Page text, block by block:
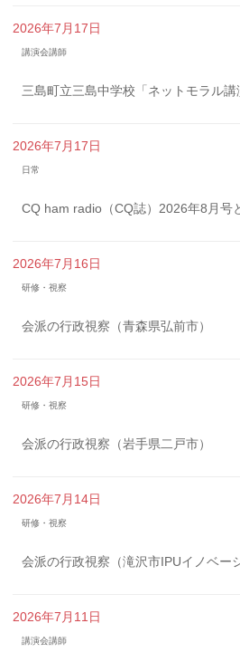
2026年7月17日
講演会講師
三島町立三島中学校「ネットモラル講
2026年7月17日
日常
CQ ham radio（CQ誌）2026年8月号
2026年7月16日
研修・視察
会派の行政視察（青森県弘前市）
2026年7月15日
研修・視察
会派の行政視察（岩手県二戸市）
2026年7月14日
研修・視察
会派の行政視察（滝沢市IPUイノベー
2026年7月11日
講演会講師